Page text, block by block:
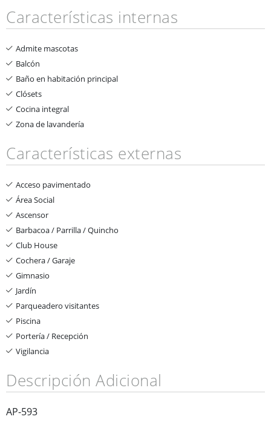
Características internas
Admite mascotas
Balcón
Baño en habitación principal
Clósets
Cocina integral
Zona de lavandería
Características externas
Acceso pavimentado
Área Social
Ascensor
Barbacoa / Parrilla / Quincho
Club House
Cochera / Garaje
Gimnasio
Jardín
Parqueadero visitantes
Piscina
Portería / Recepción
Vigilancia
Descripción Adicional
AP-593